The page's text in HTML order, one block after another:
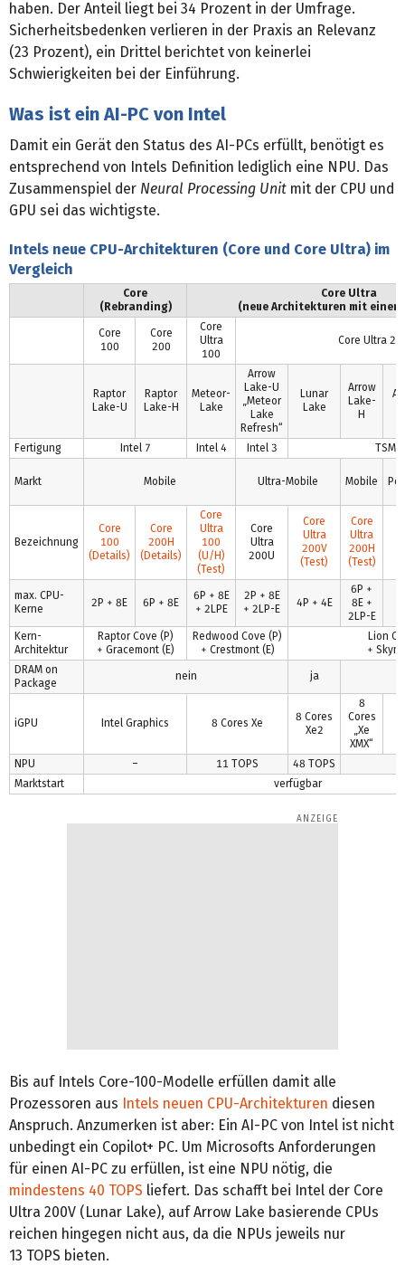
haben. Der Anteil liegt bei 34 Prozent in der Umfrage.
Sicherheitsbedenken verlieren in der Praxis an Relevanz
(23 Prozent), ein Drittel berichtet von keinerlei
Schwierigkeiten bei der Einführung.
Was ist ein AI-PC von Intel
Damit ein Gerät den Status des AI-PCs erfüllt, benötigt es
entsprechend von Intels Definition lediglich eine NPU. Das
Zusammenspiel der Neural Processing Unit mit der CPU und
GPU sei das wichtigste.
Intels neue CPU-Architekturen (Core und Core Ultra) im
Vergleich
Core
(Rebranding)
Core Ultra
(neue Architekturen mit einer
Core
100
Core
200
Core
Ultra
100
Core Ultra
Raptor
Lake-U
Raptor
Lake-H
Meteor-
Lake
Arrow
Lake-U
„Meteor
Lake
Refresh“
Lunar
Lake
Arrow
Lake-
H
Fertigung Intel 7 Intel 4 Intel 3 TSMC
Markt Mobile Ultra-Mobile Mobile
Bezeichnung
Core
100
(Details)
Core
200H
(Details)
Core
Ultra
100
(U/H)
(Test)
Core
Ultra
200U
Core
Ultra
200V
(Test)
Core
Ultra
200H
(Test)
max. CPU-
Kerne
2P + 8E 6P + 8E
6P + 8E
+ 2LPE
2P + 8E
+ 2LP-E
4P + 4E
6P +
8E +
2LP-E
Kern-
Architektur
Raptor Cove (P)
+ Gracemont (E)
Redwood Cove (P)
+ Crestmont (E)
Lion
+
DRAM on
Package
nein ja
iGPU Intel Graphics 8 Cores Xe
8 Cores
Xe2
8
Cores
„Xe
XMX“
NPU
– 11 TOPS 48 TOPS
Marktstart
verfügbar
Bis auf Intels Core-100-Modelle erfüllen damit alle
Prozessoren aus Intels neuen CPU-Architekturen diesen
Anspruch. Anzumerken ist aber: Ein AI-PC von Intel ist nicht
unbedingt ein Copilot+ PC. Um Microsofts Anforderungen
für einen AI-PC zu erfüllen, ist eine NPU nötig, die
mindestens 40 TOPS liefert. Das schafft bei Intel der Core
Ultra 200V (Lunar Lake), auf Arrow Lake basierende CPUs
reichen hingegen nicht aus, da die NPUs jeweils nur
13 TOPS bieten.